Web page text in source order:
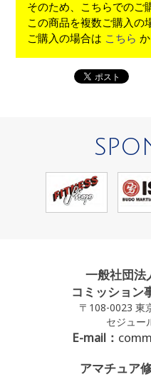
そのため、こちらでのご
この商品を複数ご購入の
ご購入の場合は こちら
一般社団法
コミッション
〒108-0023 東
セジュー
E-mail：
アマチュア